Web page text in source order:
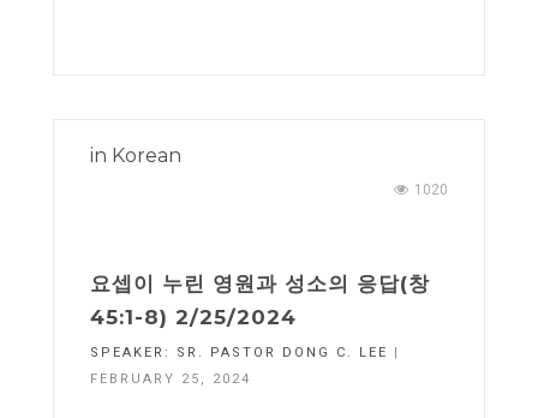
in Korean
1020
요셉이 누린 영원과 성소의 응답(창
45:1-8) 2/25/2024
SPEAKER: SR. PASTOR DONG C. LEE
|
FEBRUARY 25, 2024